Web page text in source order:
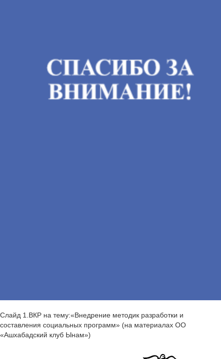
Слайд 1.ВКР на тему:«Внедрение методик разработки и
составления социальных программ» (на материалах ОО
«Ашхабадский клуб Ынам»)